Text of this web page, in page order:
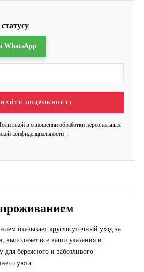
WhatsApp
ПОДРОБНОСТИ
в отношении обработки персональных
конфиденциальности
оказывает круглосуточный уход за
выполняет все ваши указания и
для бережного и заботливого
уюта.